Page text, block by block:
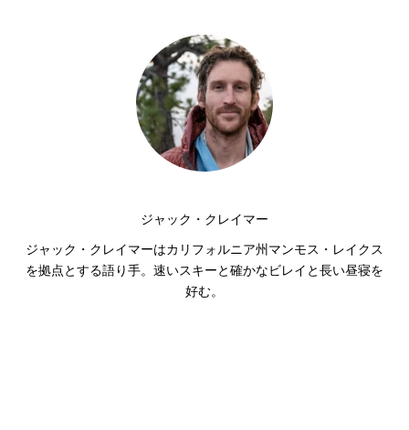
ジャック・クレイマー
ジャック・クレイマーはカリフォルニア州マンモス・レイクス
を拠点とする語り手。速いスキーと確かなビレイと長い昼寝を
好む。